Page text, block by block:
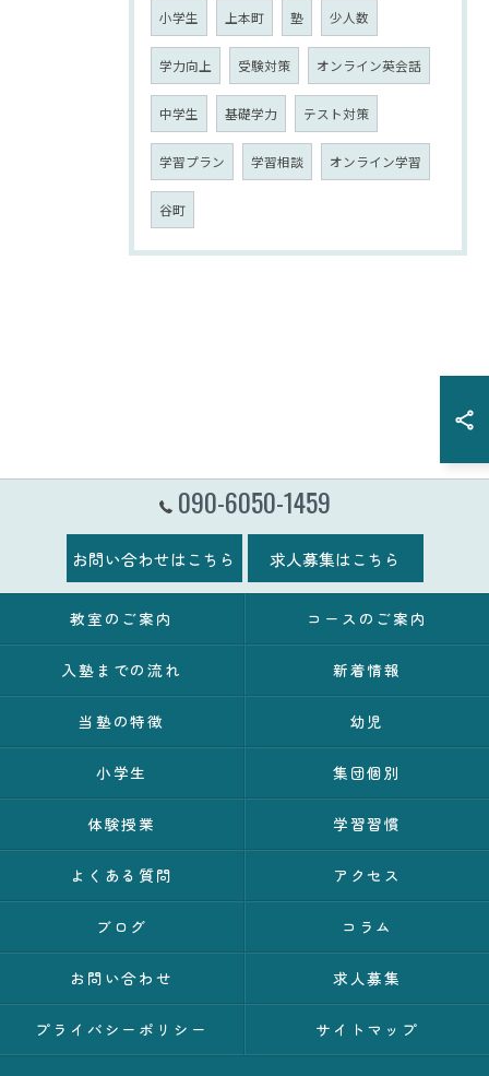
小学生 上本町 塾 少人数
学力向上 受験対策 オンライン英会話
中学生 基礎学力 テスト対策
学習プラン 学習相談 オンライン学習
谷町
090-6050-1459
お問い合わせはこちら 求人募集はこちら
教室のご案内 コースのご案内
入塾までの流れ 新着情報
当塾の特徴 幼児
小学生 集団個別
体験授業 学習習慣
よくある質問 アクセス
ブログ コラム
お問い合わせ 求人募集
プライバシーポリシー サイトマップ